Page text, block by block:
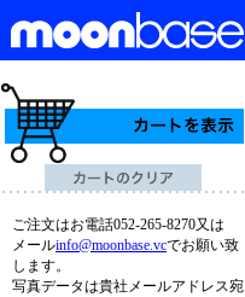
ご注文はお電話052-265-8270又は
メールinfo@moonbase.vcでお願い致
します。
写真データは貴社メールアドレス宛